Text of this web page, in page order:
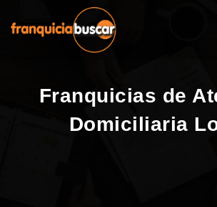
Franquicias de
Domiciliaria